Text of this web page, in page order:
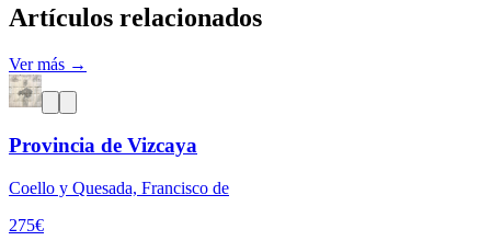
Artículos relacionados
Ver más →
Provincia de Vizcaya
Coello y Quesada, Francisco de
275€